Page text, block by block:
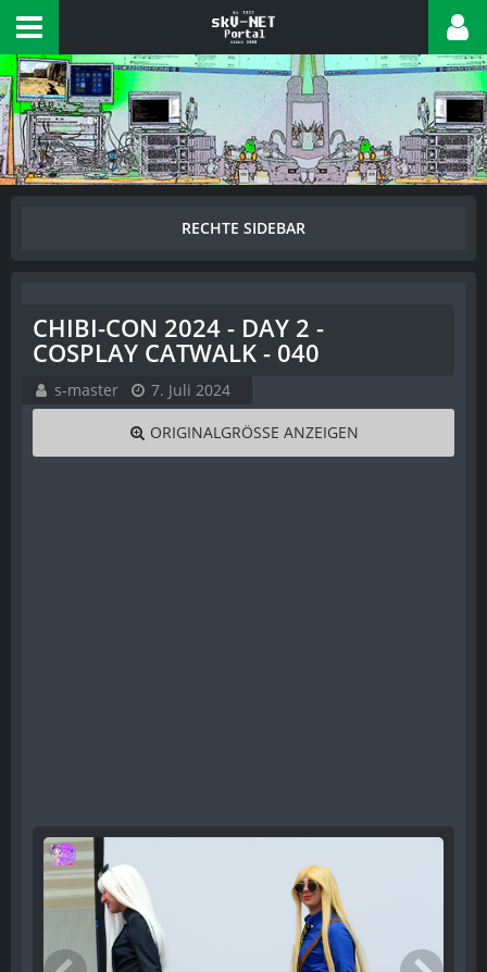
CHIBI-CON 2024 - DAY 2 -
COSPLAY CATWALK - 040
s-master 7. Juli 2024
ORIGINALGRÖSSE ANZEIGEN